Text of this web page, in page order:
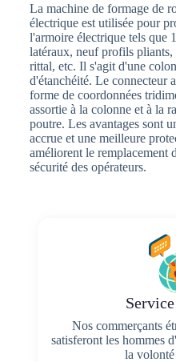
La machine de formage de
électrique est utilisée pour
l'armoire électrique tels que
latéraux, neuf profils
rittal, etc. Il s'agit d'une
d'étanchéité. Le connecteur
forme de coordonnées
assortie à la colonne et à la
poutre. Les avantages sont
accrue et une meilleure
améliorent le remplacement
sécurité des opérateurs.
Nos commerçants
satisferont les hommes
la